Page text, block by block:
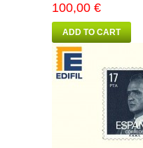
100,00 €
ADD TO CART